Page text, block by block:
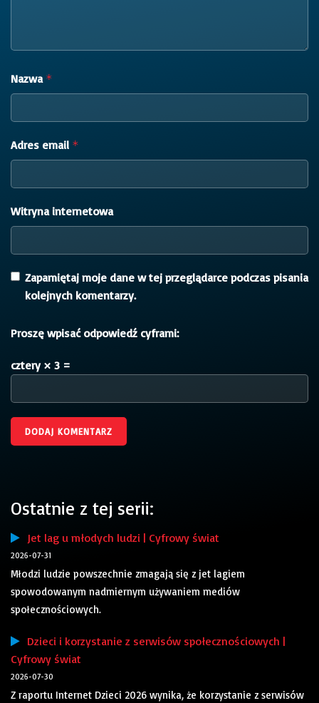
Nazwa *
Adres email *
Witryna internetowa
Zapamiętaj moje dane w tej przeglądarce podczas pisania
kolejnych komentarzy.
Proszę wpisać odpowiedź cyframi:
cztery × 3 =
Ostatnie z tej serii:
Jet lag u młodych ludzi | Cyfrowy świat
2026-07-31
Młodzi ludzie powszechnie zmagają się z jet lagiem
spowodowanym nadmiernym używaniem mediów
społecznościowych.
Dzieci i korzystanie z serwisów społecznościowych |
Cyfrowy świat
2026-07-30
Z raportu Internet Dzieci 2026 wynika, że korzystanie z serwisów